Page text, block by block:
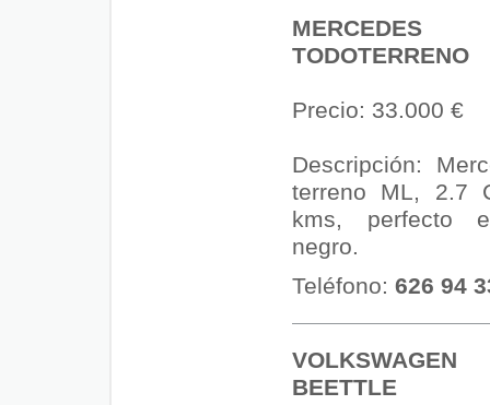
MERCEDES
TODOTERRENO
Precio: 33.000 €
Descripción:
terreno ML, 2.7
kms, perfecto
negro.
Teléfono: 626 94
BEETTLE